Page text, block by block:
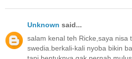
Unknown said...
salam kenal teh Ricke,saya nisa
swedia.berkali-kali nyoba bikin